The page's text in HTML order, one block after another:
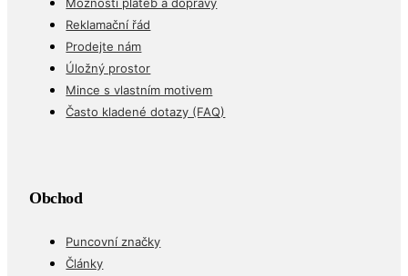
Možnosti plateb a dopravy
Reklamační řád
Prodejte nám
Úložný prostor
Mince s vlastním motivem
Často kladené dotazy (FAQ)
Obchod
Puncovní značky
Články